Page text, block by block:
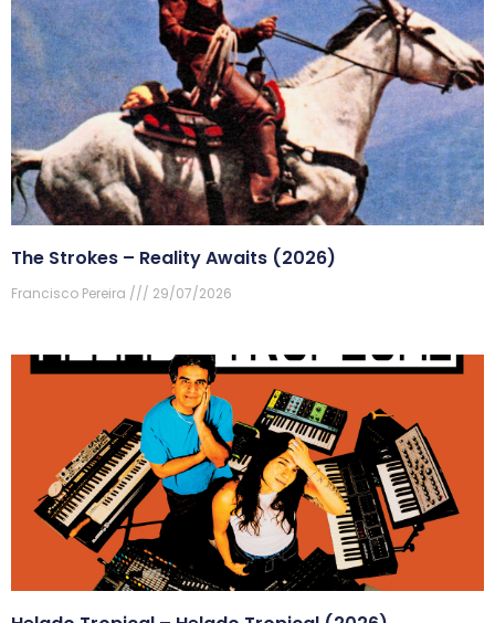
The Strokes – Reality Awaits (2026)
Francisco Pereira 29/07/2026